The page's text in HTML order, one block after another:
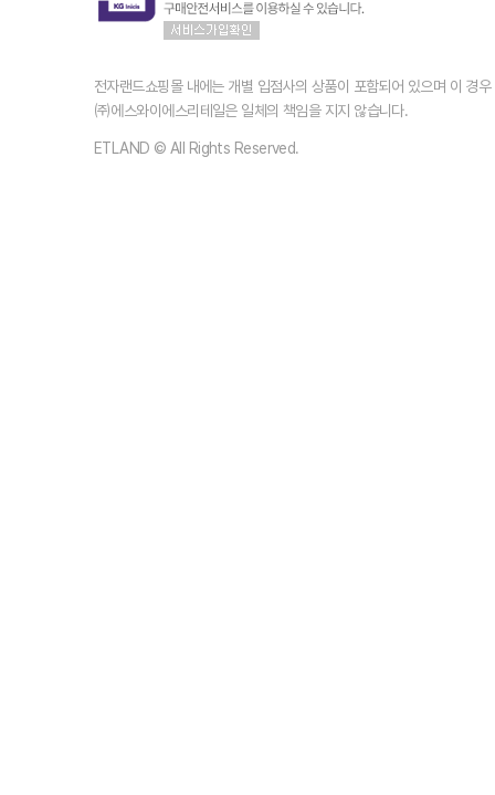
전자랜드쇼핑몰 내에는 개별 입점사의 상품이 포함되어 있으며 이 경
㈜에스와이에스리테일은 일체의 책임을 지지 않습니다.
ETLAND © All Rights Reserved.